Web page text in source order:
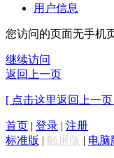
用户信息
您访问的页面无手机
继续访问
返回上一页
[ 点击这里返回上一
首页 | 登录 | 注册
标准版 | 触屏版 | 电脑